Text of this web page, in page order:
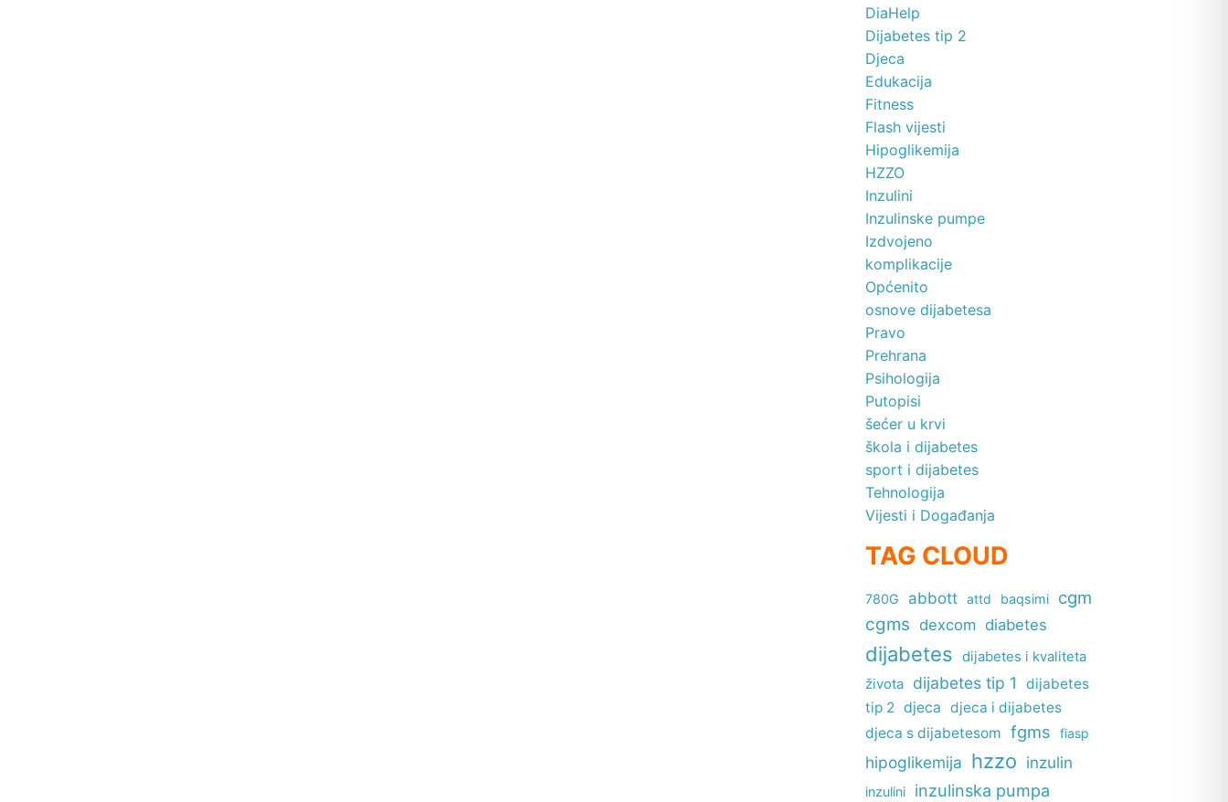
DiaHelp
Dijabetes tip 2
Djeca
Edukacija
Fitness
Flash vijesti
Hipoglikemija
HZZO
Inzulini
Inzulinske pumpe
Izdvojeno
komplikacije
Općenito
osnove dijabetesa
Pravo
Prehrana
Psihologija
Putopisi
šećer u krvi
škola i dijabetes
sport i dijabetes
Tehnologija
Vijesti i Događanja
TAG CLOUD
780G abbott attd baqsimi cgm
cgms dexcom diabetes
dijabetes
dijabetes i kvaliteta
života
dijabetes tip 1
dijabetes
tip 2 djeca djeca i dijabetes
djeca s dijabetesom fgms fiasp
hipoglikemija hzzo inzulin
inzulini inzulinska pumpa